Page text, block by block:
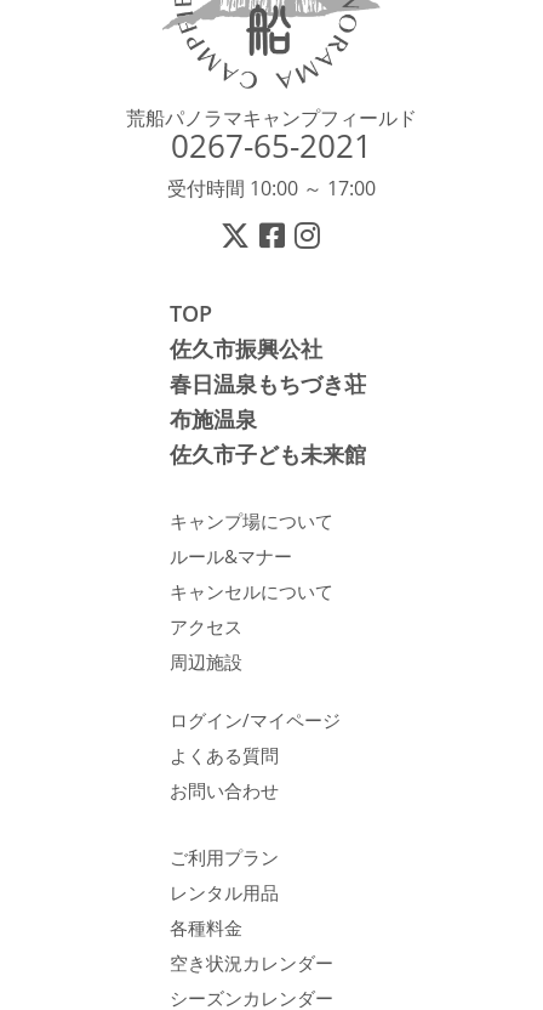
荒船パノラマキャンプフィールド
0267-65-2021
受付時間 10:00 ～ 17:00
TOP
佐久市振興公社
春日温泉もちづき荘
布施温泉
佐久市子ども未来館
キャンプ場について
ルール&マナー
キャンセルについて
アクセス
周辺施設
ログイン/マイページ
よくある質問
お問い合わせ
ご利用プラン
レンタル用品
各種料金
空き状況カレンダー
シーズンカレンダー